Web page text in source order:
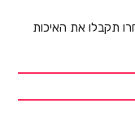
תקבלו את האיכות